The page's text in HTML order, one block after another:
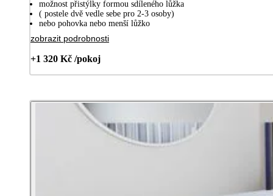
možnost přistýlky formou sdíleného lůžka
( postele dvě vedle sebe pro 2-3 osoby)
nebo pohovka nebo menší lůžko
zobrazit podrobnosti
+1 320 Kč /pokoj